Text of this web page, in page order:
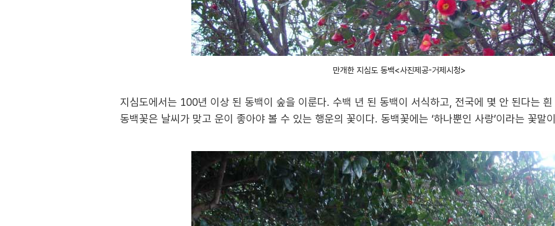
만개한 지심도 동백<사진제공-거제시청>
지심도에서는 100년 이상 된 동백이 숲을 이룬다. 수백 년 된 동백이 서식하고, 전국에 몇 안 된다는
동백꽃은 날씨가 맞고 운이 좋아야 볼 수 있는 행운의 꽃이다. 동백꽃에는 ‘하나뿐인 사랑’이라는 꽃말